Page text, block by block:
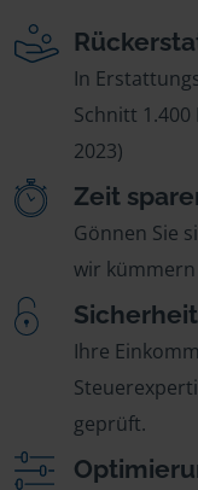
In
Schnitt 1.400
2023)
Zeit
Gönnen Sie
wir
Sicherheit
Ihre
geprüft.